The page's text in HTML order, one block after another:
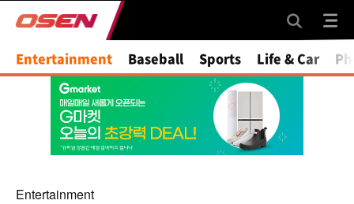
Mute
Entertainment Baseball Sports Life & Car
Entertainment